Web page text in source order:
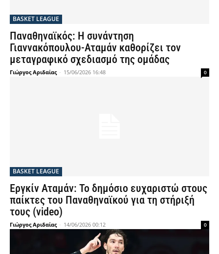
BASKET LEAGUE
Παναθηναϊκός: Η συνάντηση
Γιαννακόπουλου-Αταμάν καθορίζει τον
μεταγραφικό σχεδιασμό της ομάδας
Γιώργος Αριδαίας - 15/06/2026 16:48 0
BASKET LEAGUE
Εργκίν Αταμάν: Το δημόσιο ευχαριστώ στους
παίκτες του Παναθηναϊκού για τη στήριξή
τους (video)
Γιώργος Αριδαίας - 14/06/2026 00:12 0